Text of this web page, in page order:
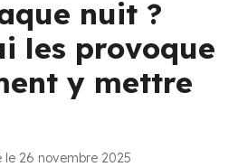
nuit ?
les provoque
y mettre
le 26 novembre 2025